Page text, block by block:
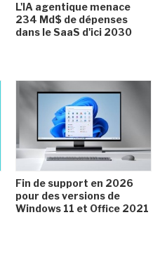
L'IA agentique menace
234 Md$ de dépenses
dans le SaaS d'ici 2030
Fin de support en 2026
pour des versions de
Windows 11 et Office 2021